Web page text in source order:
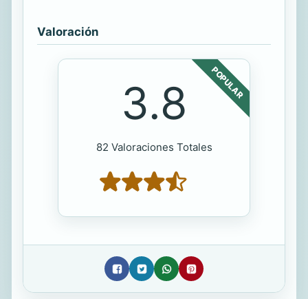
Valoración
POPULAR
3.8
82 Valoraciones Totales